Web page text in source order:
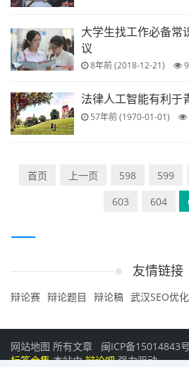
大学生找工作必备
议
8年前 (2018-12-21)
法律人工智能有利于
57年前 (1970-01-01)
首页 上一页 598 599
603
604
友情链接
辩论赛 辩论题目 辩论稿 武汉SEO优化
网站地图 所有文章 闽ICP备15014843
标签合集本站由辩论吧强力驱动